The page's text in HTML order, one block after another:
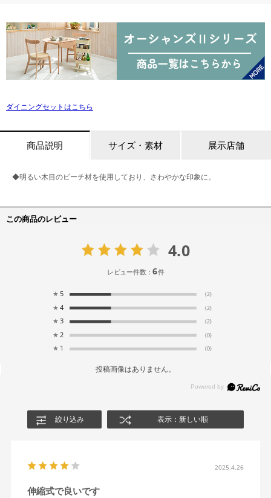
ダイニングセットはこちら
商品説明 サイズ・素材 展示店舗
◆明るい木目のビーチ材を使用しており、さわやかな印象に。
この商品のレビュー
4.0
レビュー件数：6件
★ 5 (2)
★ 4 (2)
★ 3 (2)
★ 2 (0)
★ 1 (0)
投稿画像はありません。
絞り込み 表示：新しい順
2025.4.26
伸縮式で良いです